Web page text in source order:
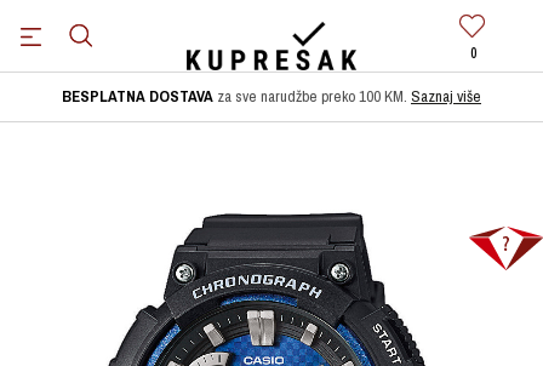
0
BESPLATNA DOSTAVA za sve narudžbe preko 100 KM. Saznaj više